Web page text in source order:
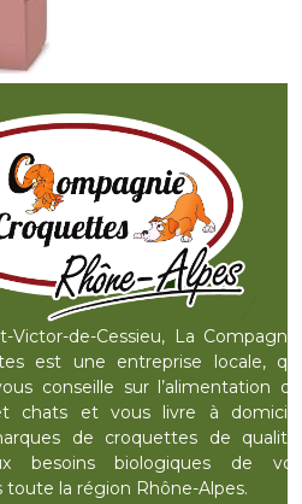
Victor-de-Cessieu, La Compagnie
est une entreprise locale, qui
conseille sur l’alimentation de
chats et vous livre à domicile
de croquettes de qualité,
besoins biologiques de vos
toute la région Rhône-Alpes.